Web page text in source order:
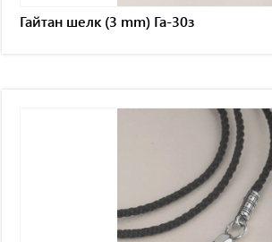
Гайтан шелк (3 mm) Га-30з